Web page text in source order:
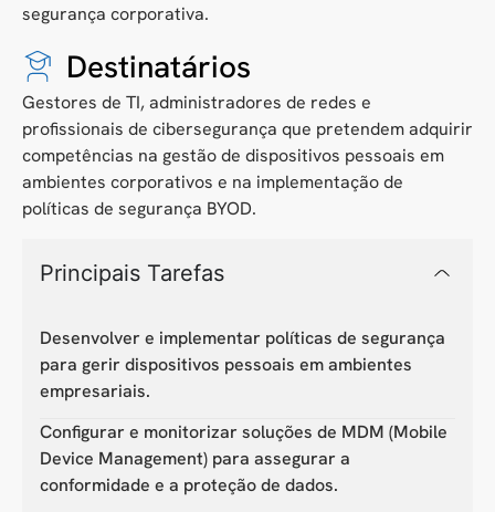
segurança corporativa.
Destinatários
Gestores de TI, administradores de redes e
profissionais de cibersegurança que pretendem adquirir
competências na gestão de dispositivos pessoais em
ambientes corporativos e na implementação de
políticas de segurança BYOD.
Principais Tarefas
Desenvolver e implementar políticas de segurança
para gerir dispositivos pessoais em ambientes
empresariais.
Configurar e monitorizar soluções de MDM (Mobile
Device Management) para assegurar a
conformidade e a proteção de dados.